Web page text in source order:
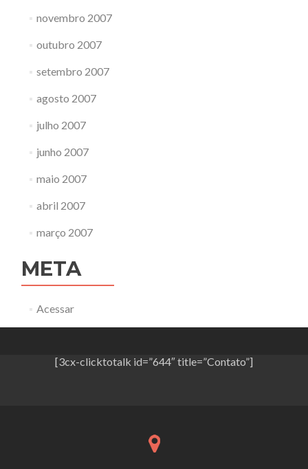
novembro 2007
outubro 2007
setembro 2007
agosto 2007
julho 2007
junho 2007
maio 2007
abril 2007
março 2007
META
Acessar
[3cx-clicktotalk id=”644″ title=”Contato”]